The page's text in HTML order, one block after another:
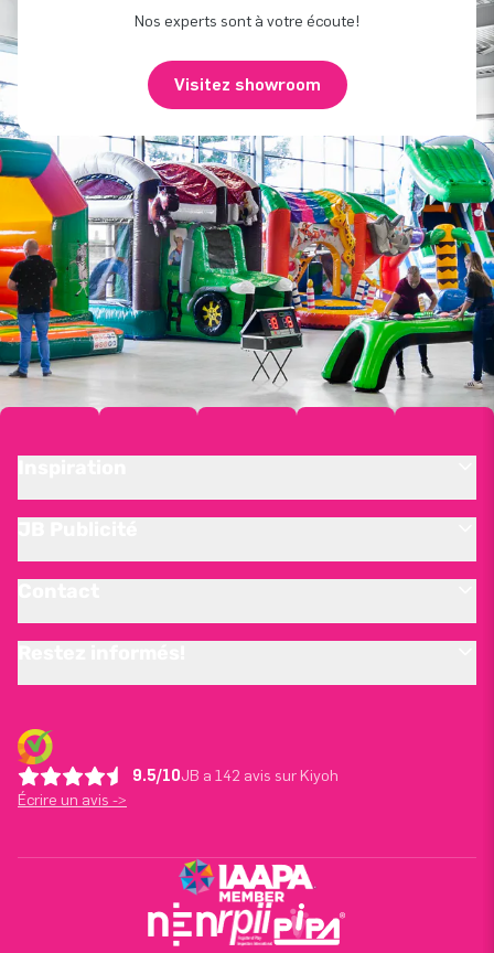
Nos experts sont à votre écoute!
Visitez showroom
9.5/10JB a 142 avis sur Kiyoh
Écrire un avis ->